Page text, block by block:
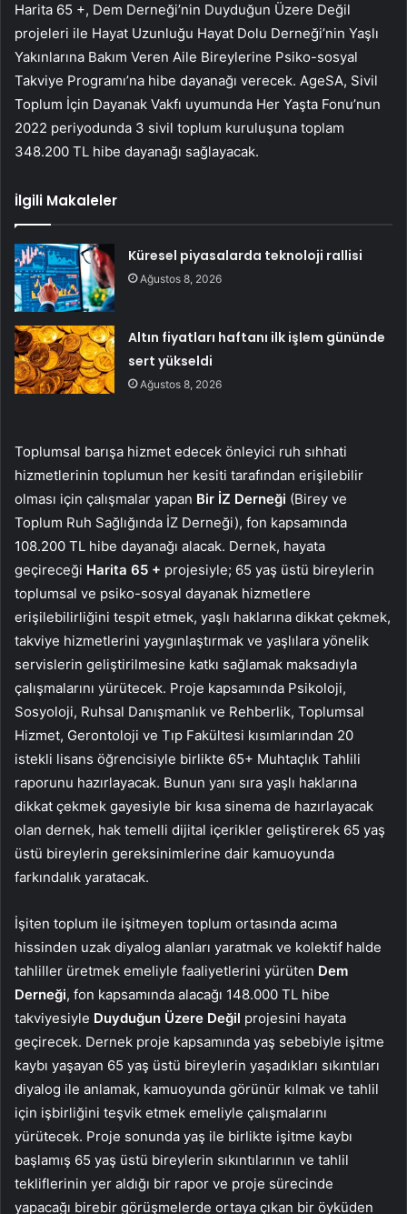
Harita 65 +, Dem Derneği’nin Duyduğun Üzere Değil
projeleri ile Hayat Uzunluğu Hayat Dolu Derneği’nin Yaşlı
Yakınlarına Bakım Veren Aile Bireylerine Psiko-sosyal
Takviye Programı’na hibe dayanağı verecek. AgeSA, Sivil
Toplum İçin Dayanak Vakfı uyumunda Her Yaşta Fonu’nun
2022 periyodunda 3 sivil toplum kuruluşuna toplam
348.200 TL hibe dayanağı sağlayacak.
İlgili Makaleler
Küresel piyasalarda teknoloji rallisi
Ağustos 8, 2026
Altın fiyatları haftanı ilk işlem gününde
sert yükseldi
Ağustos 8, 2026
Toplumsal barışa hizmet edecek önleyici ruh sıhhati
hizmetlerinin toplumun her kesiti tarafından erişilebilir
olması için çalışmalar yapan Bir İZ Derneği (Birey ve
Toplum Ruh Sağlığında İZ Derneği), fon kapsamında
108.200 TL hibe dayanağı alacak. Dernek, hayata
geçireceği Harita 65 + projesiyle; 65 yaş üstü bireylerin
toplumsal ve psiko-sosyal dayanak hizmetlere
erişilebilirliğini tespit etmek, yaşlı haklarına dikkat çekmek,
takviye hizmetlerini yaygınlaştırmak ve yaşlılara yönelik
servislerin geliştirilmesine katkı sağlamak maksadıyla
çalışmalarını yürütecek. Proje kapsamında Psikoloji,
Sosyoloji, Ruhsal Danışmanlık ve Rehberlik, Toplumsal
Hizmet, Gerontoloji ve Tıp Fakültesi kısımlarından 20
istekli lisans öğrencisiyle birlikte 65+ Muhtaçlık Tahlili
raporunu hazırlayacak. Bunun yanı sıra yaşlı haklarına
dikkat çekmek gayesiyle bir kısa sinema de hazırlayacak
olan dernek, hak temelli dijital içerikler geliştirerek 65 yaş
üstü bireylerin gereksinimlerine dair kamuoyunda
farkındalık yaratacak.
İşiten toplum ile işitmeyen toplum ortasında acıma
hissinden uzak diyalog alanları yaratmak ve kolektif halde
tahliller üretmek emeliyle faaliyetlerini yürüten Dem
Derneği, fon kapsamında alacağı 148.000 TL hibe
takviyesiyle Duyduğun Üzere Değil projesini hayata
geçirecek. Dernek proje kapsamında yaş sebebiyle işitme
kaybı yaşayan 65 yaş üstü bireylerin yaşadıkları sıkıntıları
diyalog ile anlamak, kamuoyunda görünür kılmak ve tahlil
için işbirliğini teşvik etmek emeliyle çalışmalarını
yürütecek. Proje sonunda yaş ile birlikte işitme kaybı
başlamış 65 yaş üstü bireylerin sıkıntılarının ve tahlil
tekliflerinin yer aldığı bir rapor ve proje sürecinde
yapacağı birebir görüşmelerde ortaya çıkan bir öyküden